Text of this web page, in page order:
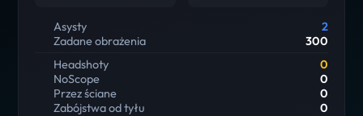
Asysty
2
Zadane obrażenia
300
Headshoty
0
NoScope
0
Przez ściane
0
Zabójstwa od tyłu
0